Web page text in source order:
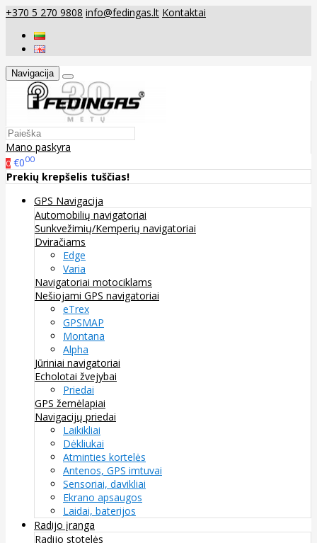
+370 5 270 9808 info@fedingas.lt Kontaktai
Navigacija
Mano paskyra
0 €000
Prekių krepšelis tuščias!
GPS Navigacija
Automobilių navigatoriai
Sunkvežimių/Kemperių navigatoriai
Dviračiams
Edge
Varia
Navigatoriai motociklams
Nešiojami GPS navigatoriai
eTrex
GPSMAP
Montana
Alpha
Jūriniai navigatoriai
Echolotai žvejybai
Priedai
GPS žemėlapiai
Navigacijų priedai
Laikikliai
Dėkliukai
Atminties kortelės
Antenos, GPS imtuvai
Sensoriai, davikliai
Ekrano apsaugos
Laidai, baterijos
Radijo įranga
Radijo stotelės